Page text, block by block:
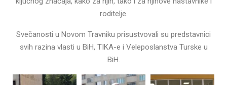
roditelje.
Svečanosti u Novom Travniku prisustvovali su predstavnici
svih razina vlasti u BiH, TIKA-e i Veleposlanstva Turske u
BiH.